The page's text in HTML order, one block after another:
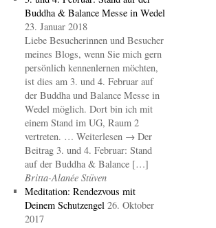
Buddha & Balance Messe in Wedel
23. Januar 2018
Liebe Besucherinnen und Besucher
meines Blogs, wenn Sie mich gern
persönlich kennenlernen möchten,
ist dies am 3. und 4. Februar auf
der Buddha und Balance Messe in
Wedel möglich. Dort bin ich mit
einem Stand im UG, Raum 2
vertreten. … Weiterlesen → Der
Beitrag 3. und 4. Februar: Stand
auf der Buddha & Balance […]
Britta-Alanée Stüven
Meditation: Rendezvous mit
Deinem Schutzengel 26. Oktober
2017